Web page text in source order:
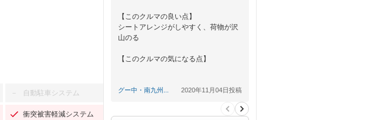
－ 自動駐車システム
衝突被害軽減システム
【このクルマの良い点】
シートアレンジがしやすく、荷物が沢
山のる
【このクルマの気になる点】
【総合評価】
グー中・南九州... 2020年11月04日投稿